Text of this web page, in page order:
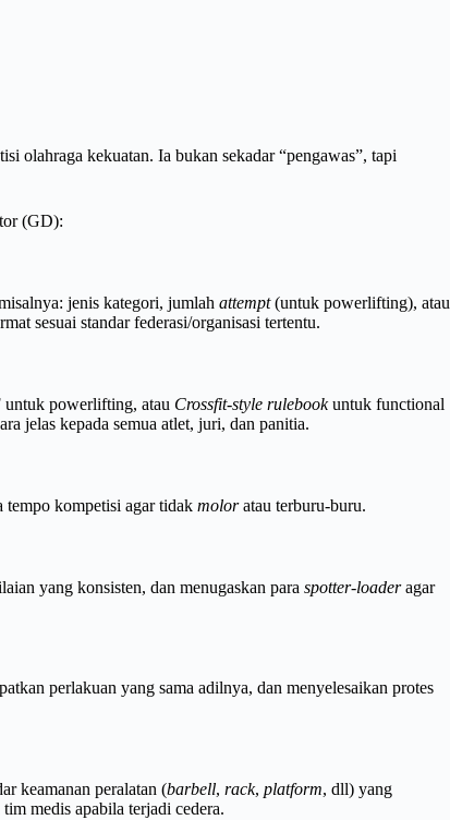
olahraga kekuatan. Ia bukan sekadar “pengawas”, tapi
(GD):
jenis kategori, jumlah attempt(untuk powerlifting), atau
sesuai standar federasi/organisasi tertentu.
powerlifting, atau Crossfit-style rulebookuntuk functional
jelas kepada semua atlet, juri, dan panitia.
tempo kompetisi agar tidak moloratau terburu-buru.
yang konsisten, dan menugaskan para spotter-loaderagar
perlakuan yang sama adilnya, dan menyelesaikan protes
keamanan peralatan (barbell, rack, platform, dll) yang
medis apabila terjadi cedera.